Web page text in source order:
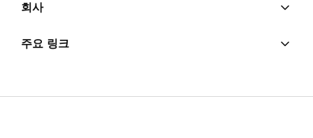
회사
주요 링크